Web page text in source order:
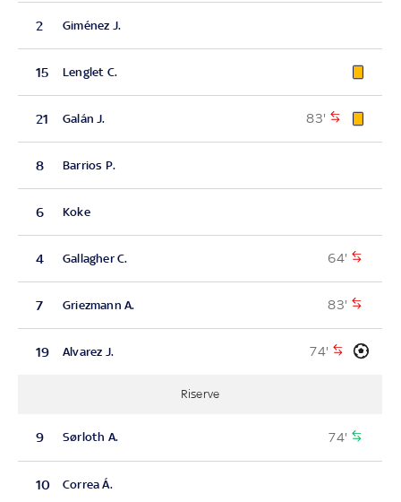
2 Giménez J.
15 Lenglet C.
21 Galán J. 83'
8 Barrios P.
6 Koke
4 Gallagher C. 64'
7 Griezmann A. 83'
19 Alvarez J. 74'
Riserve
9 Sørloth A. 74'
10 Correa Á.